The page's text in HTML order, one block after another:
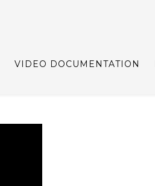
VIDEO DOCUMENTATION